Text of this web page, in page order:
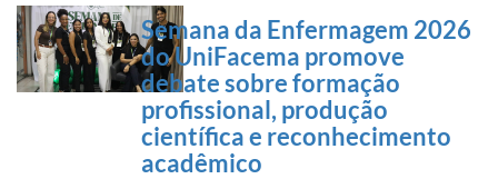
Semana da Enfermagem 2026
do UniFacema promove
debate sobre formação
profissional, produção
científica e reconhecimento
acadêmico